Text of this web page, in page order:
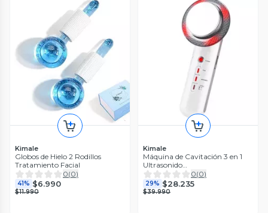
Kimale
Globos de Hielo 2 Rodillos
Tratamiento Facial
0(0)
41% $6.990
$11.990
Kimale
Máquina de Cavitación 3 en 1
Ultrasonido…
0(0)
29% $28.235
$39.990